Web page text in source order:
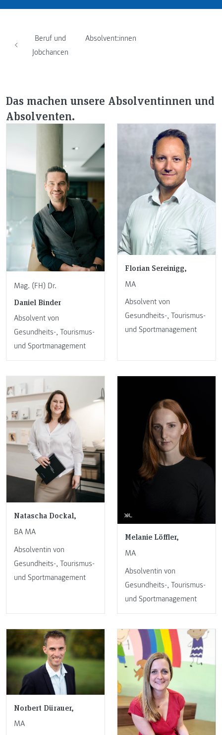
Beruf und
Jobchancen
Absolvent:innen
Das machen unsere Absolventinnen und
Absolventen.
Mag. (FH) Dr.
Daniel Binder
Absolvent von
Gesundheits-, Tourismus-
und Sportmanagement
Florian Sereinigg,
MA
Absolvent von
Gesundheits-, Tourismus-
und Sportmanagement
Natascha Dockal,
BA MA
Absolventin von
Gesundheits-, Tourismus-
und Sportmanagement
Melanie Löffler,
MA
Absolventin von
Gesundheits-, Tourismus-
und Sportmanagement
Norbert Dürauer,
MA